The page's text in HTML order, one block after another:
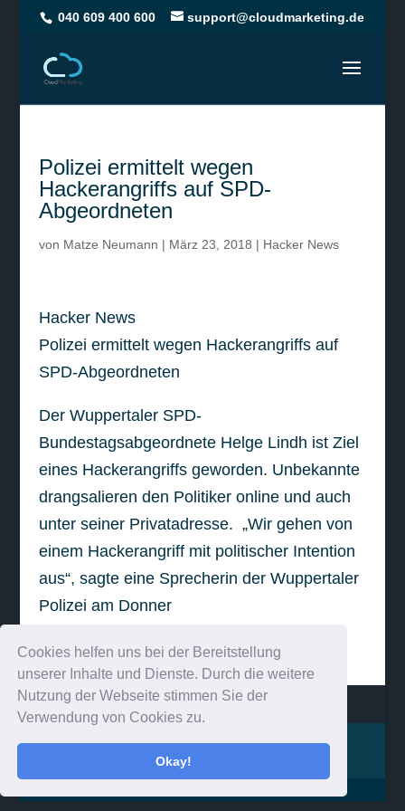
Cookies helfen uns bei der Bereitstellung
unserer Inhalte und Dienste. Durch die weitere
Nutzung der Webseite stimmen Sie der
Verwendung von Cookies zu.
Okay!
040 609 400 600 support@cloudmarketing.de
Polizei ermittelt wegen
Hackerangriffs auf SPD-
Abgeordneten
von Matze Neumann | März 23, 2018 | Hacker News
Hacker News
Polizei ermittelt wegen Hackerangriffs auf
SPD-Abgeordneten
Der Wuppertaler SPD-
Bundestagsabgeordnete Helge Lindh ist Ziel
eines Hackerangriffs geworden. Unbekannte
drangsalieren den Politiker online und auch
unter seiner Privatadresse. „Wir gehen von
einem Hackerangriff mit politischer Intention
aus“, sagte eine Sprecherin der Wuppertaler
Polizei am Donner
weiterlesen